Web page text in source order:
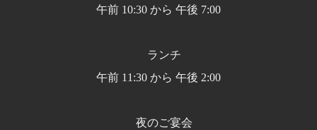
午前 10:30 から 午後 7:00
ランチ
午前 11:30 から 午後 2:00
夜のご宴会